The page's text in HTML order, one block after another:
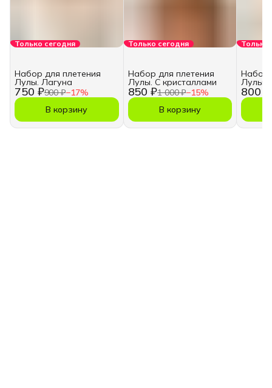
Только сегодня
750 ₽900 ₽−17%
Набор для плетения
Лулы. Лагуна
В корзину
Только сегодня
850 ₽1 000 ₽−15%
Набор для плетения
Лулы. С кристаллами
В корзину
Только
800 ₽
Набор
Лулы.